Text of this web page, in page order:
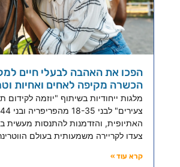
הפכו את האהבה לבעלי חיים
הכשרה מקיפה לאחים ואחיות
מלגות ייחודיות בשיתוף "יוזמה לקידום
האתיופית, והזדמנות להתנסות מעשית
צעדו לקריירה משמעותית בעולם
קרא עוד »